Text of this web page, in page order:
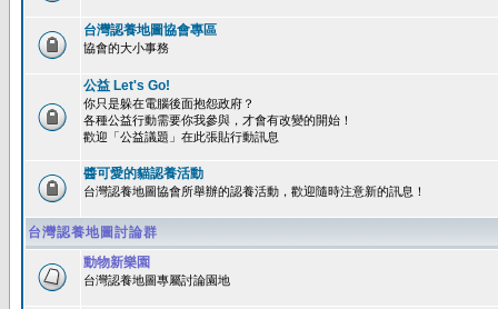
台灣認養地圖協會專區
協會的大小事務
公益 Let's Go!
你只是躲在電腦後面抱怨政府？
各種公益行動需要你我參與，才會有改變的開始！
歡迎「公益議題」在此張貼行動訊息
醬可愛的貓認養活動
台灣認養地圖協會所舉辦的認養活動，歡迎隨時注意新的訊息！
台灣認養地圖討論群
動物新樂園
台灣認養地圖專屬討論園地